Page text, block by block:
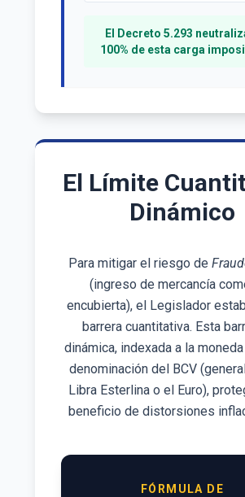
El Decreto 5.293
100% de esta carga
El Límite
Dinámico
Para mitigar el riesgo de
(ingreso de mercancía
encubierta), el Legislador
barrera cuantitativa. Esta
dinámica, indexada a la
denominación del BCV
Libra Esterlina o el Euro),
beneficio de distorsiones
FÓRMULA DE